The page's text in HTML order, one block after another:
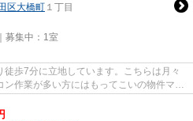
区大橋町 １丁目
募集中： 1室
歩7分に立地しています。こちらは月々
作業が多い方にはもってこいの物件マン